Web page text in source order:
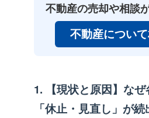
不動産の売却や相談
不動産につい
1. 【現状と原因】な
「休止・見直し」が